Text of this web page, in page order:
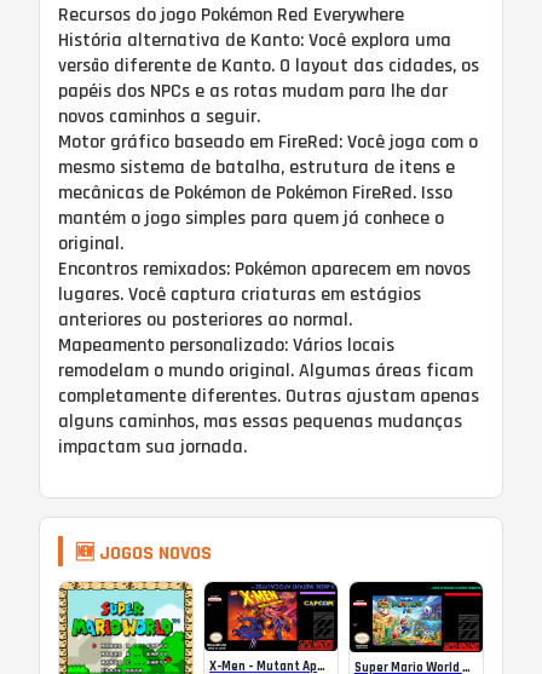
Recursos do jogo Pokémon Red Everywhere
História alternativa de Kanto: Você explora uma
versão diferente de Kanto. O layout das cidades, os
papéis dos NPCs e as rotas mudam para lhe dar
novos caminhos a seguir.
Motor gráfico baseado em FireRed: Você joga com o
mesmo sistema de batalha, estrutura de itens e
mecânicas de Pokémon de Pokémon FireRed. Isso
mantém o jogo simples para quem já conhece o
original.
Encontros remixados: Pokémon aparecem em novos
lugares. Você captura criaturas em estágios
anteriores ou posteriores ao normal.
Mapeamento personalizado: Vários locais
remodelam o mundo original. Algumas áreas ficam
completamente diferentes. Outras ajustam apenas
alguns caminhos, mas essas pequenas mudanças
impactam sua jornada.
🆕 JOGOS NOVOS
X-Men – Mutant Apocalypse Rebalanced Online Super Mario World Mix Online